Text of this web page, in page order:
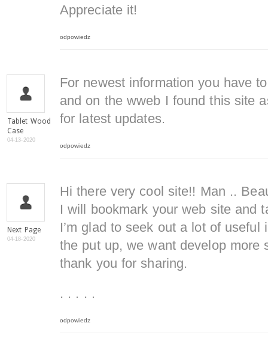
Appreciate it!
odpowiedz
Tablet Wood
Case
04-13-2020
For newest information you have
and on the wweb I found this site
for latest updates.
odpowiedz
Next Page
04-18-2020
Hi there very cool site!! Man ..
I will bookmark your web site and
I’m glad to seek out a lot of useful
the put up, we want develop more
thank you for sharing.
. . . . .
odpowiedz